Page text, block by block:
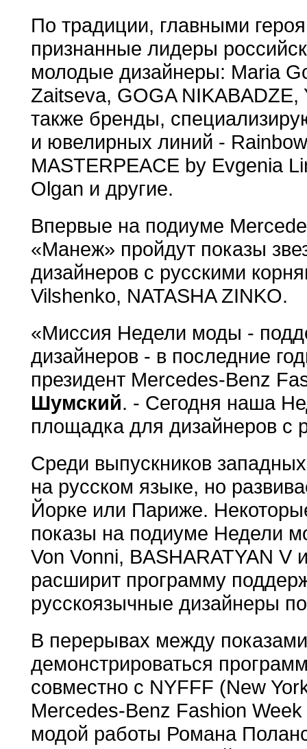
По традиции, главными
признанные лидеры
молодые дизайнеры: Maria
Zaitseva, GOGA
также бренды,
и ювелирных линий -
MASTERPEACE by Evgenia
Olgan и другие.
Впервые на подиуме
«Манеж» пройдут показы
дизайнеров с русскими
Vilshenko, NATASHA ZINKO.
«Миссия Недели моды -
дизайнеров - в последние
президент Mercedes-Benz
Шумский. - Сегодня наша
площадка для дизайнеров с
Среди выпускников
на русском языке, но
Йорке или Париже.
показы на подиуме Недели
Von Vonni, BASHARATYAN
расширит программу
русскоязычные дизайнеры
В перерывах между
демонстрироваться
совместно с NYFFF (New
Mercedes-Benz Fashion
модой работы Романа